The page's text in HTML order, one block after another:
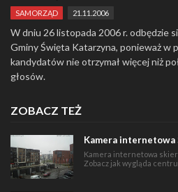
SAMORZĄD 21.11.2006
W dniu 26 listopada 2006 r. odbędzie
Gminy Święta Katarzyna, ponieważ w
kandydatów nie otrzymał więcej niż
głosów.
ZOBACZ TEŻ
Kamera internetowa
Kamera internetowa
Zobacz jak wygląda